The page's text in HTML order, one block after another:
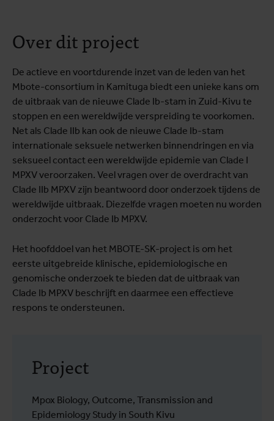
Over dit project
De actieve en voortdurende inzet van de leden van het
Mbote-consortium in Kamituga biedt een unieke kans om
de uitbraak van de nieuwe Clade Ib-stam in Zuid-Kivu te
stoppen en een wereldwijde verspreiding te voorkomen.
Net als Clade IIb kan ook de nieuwe Clade Ib-stam
internationale seksuele netwerken binnendringen en via
seksueel contact een wereldwijde epidemie van Clade I
MPXV veroorzaken. Veel vragen over de overdracht van
Clade IIb MPXV zijn beantwoord door onderzoek tijdens de
wereldwijde uitbraak. Diezelfde vragen moeten nu worden
onderzocht voor Clade Ib MPXV.
Het hoofddoel van het MBOTE-SK-project is om het
eerste uitgebreide klinische, epidemiologische en
genomische onderzoek te bieden dat de uitbraak van
Clade Ib MPXV beschrijft en daarmee een effectieve
respons te ondersteunen.
Project
Mpox Biology, Outcome, Transmission and
Epidemiology Study in South Kivu